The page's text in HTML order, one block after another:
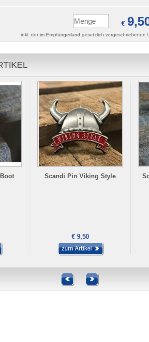
€
inkl. der im Empfängerland gesetzlich vorgeschriebenen
Scandi Pin Viking Style
€ 9,50